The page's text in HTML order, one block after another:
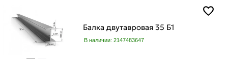
Высота
Балка двутавровая 35 Б1
В наличии: 2147483647